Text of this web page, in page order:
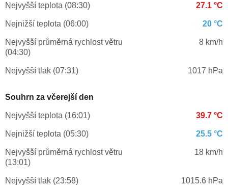
Nejvyšší teplota (08:30) 27.1 °C
Nejnižší teplota (06:00) 20 °C
Nejvyšší průměrná rychlost větru
(04:30)
8 km/h
Nejvyšší tlak (07:31) 1017 hPa
Souhrn za včerejší den
Nejvyšší teplota (16:01) 39.7 °C
Nejnižší teplota (05:30) 25.5 °C
Nejvyšší průměrná rychlost větru
(13:01)
18 km/h
Nejvyšší tlak (23:58) 1015.6 hPa